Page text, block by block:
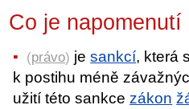
Co je
(právo) jesankcí, která
k postihu méně
užití této sankcezákon